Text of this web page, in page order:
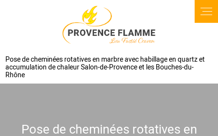
Pose de cheminées rotatives en marbre avec habillage en quartz et
accumulation de chaleur Salon-de-Provence et les Bouches-du-
Rhône
Pose de cheminées rotatives en